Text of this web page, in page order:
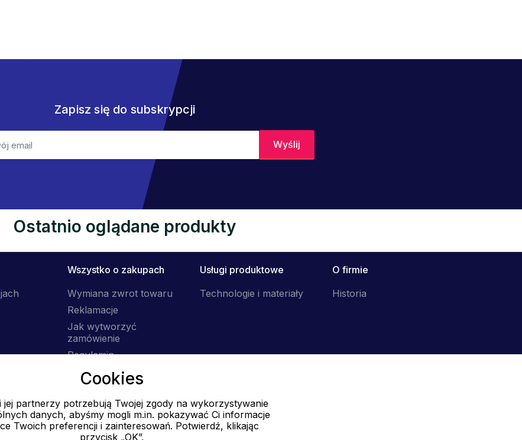
Zapisz się do subskrypcji
Ostatnio oglądane produkty
Wszystko o zakupach
Wymiana zwrot towaru
Reklamacje
Jak wytworzyć
zamówienie
Regulamin
Dostawa
Usługi produktowe
Technologie i materiały
O firmie
Historia
E-mail
Online
Cookies
jej partnerzy potrzebują Twojej zgody na wykorzystywanie
danych, abyśmy mogli m.in. pokazywać Ci informacje
Twoich preferencji i zainteresowań. Potwierdź, klikając
przycisk „OK”.